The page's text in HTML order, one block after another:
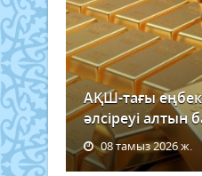
АҚШ-тағы
әлсіреуі алтын
08 тамыз 2026 ж.